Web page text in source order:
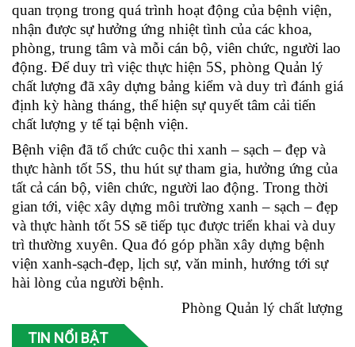
quan trọng trong quá trình hoạt động của bệnh viện,
nhận được sự hưởng ứng nhiệt tình của các khoa,
phòng, trung tâm và mỗi cán bộ, viên chức, người lao
động. Để duy trì việc thực hiện 5S, phòng Quản lý
chất lượng đã xây dựng bảng kiểm và duy trì đánh giá
định kỳ hàng tháng, thể hiện sự quyết tâm cải tiến
chất lượng y tế tại bệnh viện.
Bệnh viện đã tổ chức cuộc thi xanh – sạch – đẹp và
thực hành tốt 5S, thu hút sự tham gia, hưởng ứng của
tất cả cán bộ, viên chức, người lao động. Trong thời
gian tới, việc xây dựng môi trường xanh – sạch – đẹp
và thực hành tốt 5S sẽ tiếp tục được triển khai và duy
trì thường xuyên. Qua đó góp phần xây dựng bệnh
viện xanh-sạch-đẹp, lịch sự, văn minh, hướng tới sự
hài lòng của người bệnh.
Phòng Quản lý chất lượng
TIN NỔI BẬT